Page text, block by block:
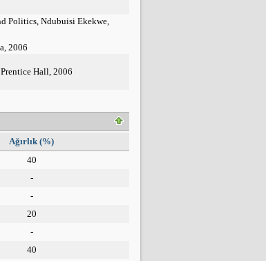
Politics, Ndubuisi Ekekwe,
2006
Hall, 2006
Ağırlık (%)
40
-
-
20
-
40